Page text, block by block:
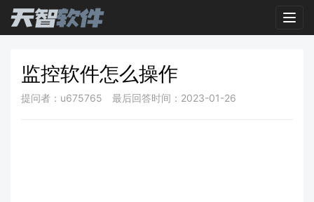
监控软件怎么操作
提问者：u675765 最后回答时间：2023-01-26